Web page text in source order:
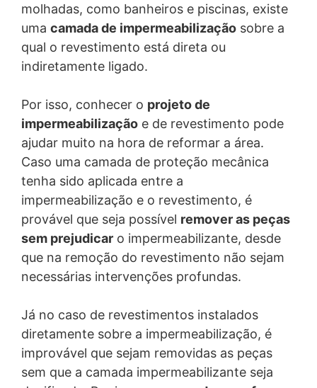
molhadas, como banheiros e piscinas, existe
uma camada de impermeabilização sobre a
qual o revestimento está direta ou
indiretamente ligado.
Por isso, conhecer o projeto de
impermeabilização e de revestimento pode
ajudar muito na hora de reformar a área.
Caso uma camada de proteção mecânica
tenha sido aplicada entre a
impermeabilização e o revestimento, é
provável que seja possível remover as peças
sem prejudicar o impermeabilizante, desde
que na remoção do revestimento não sejam
necessárias intervenções profundas.
Já no caso de revestimentos instalados
diretamente sobre a impermeabilização, é
improvável que sejam removidas as peças
sem que a camada impermeabilizante seja
Temos Base Legal para realizar o tratamento de seus
dados?
Sim! Nós realizamos o tratamento dos dados pessoais
sempre vinculando às Bases Legais estabelecidas pela
do tratamento. Podemos tratar seus dados pessoais em
função de nosso relacionamento contratual com você;
para o exercício regular do nosso direito em processo
judicial, administrativo ou arbitral, mediante o seu
fornecimento de consentimento, em nosso legítimo
interesse ou de terceiros, desde que preenchidos os
requisitos legais para tanto; quando for necessário para
o cumprimento de obrigação legal ou para proteção do
crédito. Quem pode ter acesso aos seus dados?
Nós não compartilhamos os seus dados pessoais com
terceiros ou pessoas não autorizadas a acessá-los.
Suas informações poderão ser compartilhadas nos
seguintes casos:
ordens de autoridade policial, autoridades públicas
(INSS, Receita Federal, Polícia Civil, Polícia Federal,
Exército, etc), do Ministério Público, órgãos
reguladores, autoridades judiciais ou administrativas e
sindicatos;
• Fabricantes, fornecedores e prestadores de serviços
Enviar arquivo
Tamanho total do arquivo:MB /MB
Estou de acordo com aPolítica de Privacidade.
This site is protected by reCAPTCH and the Google
and Terms of Service apply.